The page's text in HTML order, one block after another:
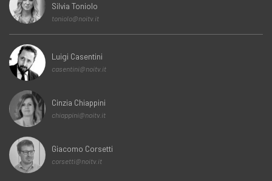
Silvia Toniolo
toniolo@noitv.it
Luigi Casentini
casentini@noitv.it
Cinzia Chiappini
chiappini@noitv.it
Giacomo Corsetti
corsetti@noitv.it